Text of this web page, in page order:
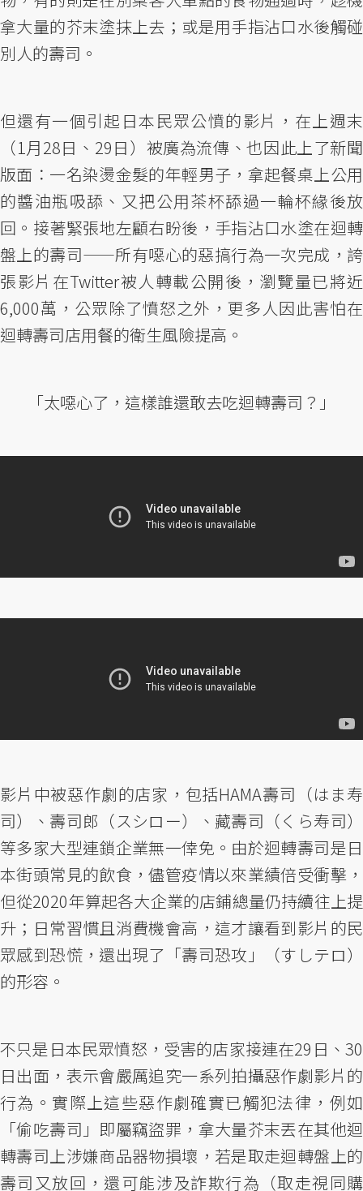
拿大量的芥末塗抹上去；或是用手指沾口水後觸碰
別人的壽司。
但還有一個引起日本民眾公憤的影片，在上週末
（1月28日、29日）被廣為流傳、也因此上了新聞
版面：一名染燙金髮的年輕男子，拿起餐桌上公用
的醬油瓶吸舔、又把公用茶杯舔過一輪杯緣後放
回。接著緊張地左顧右盼後，手指沾口水塗在迴轉
盤上的壽司——所有噁心的惡搞行為一次完成，誇
張影片在Twitter被人轉載公開後，瀏覽量已將近
6,000萬，公眾除了憤怒之外，更多人因此害怕在
迴轉壽司店用餐的衛生風險提高。
「太噁心了，這樣誰還敢去吃迴轉壽司？」
影片中被惡作劇的店家，包括HAMA壽司（はま寿
司）、壽司郎（スシロー）、藏壽司（くら寿司）
等多家大型連鎖企業無一倖免。由於迴轉壽司是日
本街頭常見的飲食，儘管疫情以來業績倍受衝擊，
但從2020年算起各大企業的店鋪總量仍持續往上提
升；日常習慣且消費機會高，這才讓看到影片的民
眾感到恐慌，還出現了「壽司恐攻」（すしテロ）
的形容。
不只是日本民眾憤怒，受害的店家接連在29日、30
日出面，表示會嚴厲追究一系列拍攝惡作劇影片的
行為。實際上這些惡作劇確實已觸犯法律，例如
「偷吃壽司」即屬竊盜罪，拿大量芥末丟在其他迴
轉壽司上涉嫌商品器物損壞，若是取走迴轉盤上的
壽司又放回，還可能涉及詐欺行為（取走視同購